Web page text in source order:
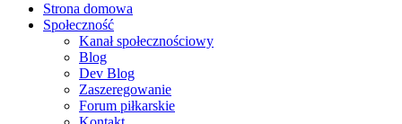
Strona domowa
Społeczność
Kanał społecznościowy
Blog
Dev Blog
Zaszeregowanie
Forum piłkarskie